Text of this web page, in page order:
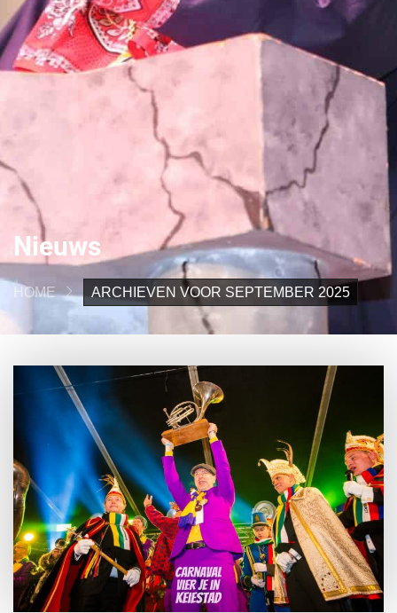
Nieuws
HOME ARCHIEVEN VOOR SEPTEMBER 2025